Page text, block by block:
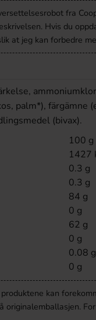
Köp
fra
Hvis du
at jeg kan forbedre
palm*), färgämne
(bivax).
100 g
1427
0.3 g
0.3 g
84 g
0 g
62 g
0 g
0.08 g
0 g
kan
originalemballasjen.